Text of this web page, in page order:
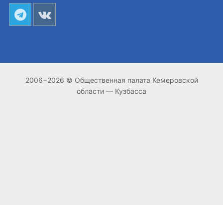
2006−2026 © Общественная палата Кемеровской
области — Кузбасса